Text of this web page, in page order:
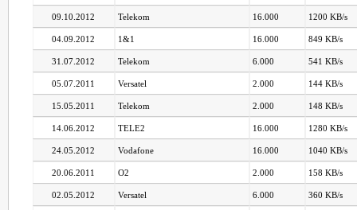
09.10.2012 Telekom 16.000 1200 KB/s
04.09.2012 1&1 16.000 849 KB/s
31.07.2012 Telekom 6.000 541 KB/s
05.07.2011 Versatel 2.000 144 KB/s
15.05.2011 Telekom 2.000 148 KB/s
14.06.2012 TELE2 16.000 1280 KB/s
24.05.2012 Vodafone 16.000 1040 KB/s
20.06.2011 O2 2.000 158 KB/s
02.05.2012 Versatel 6.000 360 KB/s